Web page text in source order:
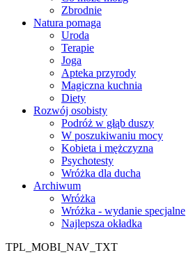
Zbrodnie
Natura pomaga
Uroda
Terapie
Joga
Apteka przyrody
Magiczna kuchnia
Diety
Rozwój osobisty
Podróż w głąb duszy
W poszukiwaniu mocy
Kobieta i mężczyzna
Psychotesty
Wróżka dla ducha
Archiwum
Wróżka
Wróżka - wydanie specjalne
Najlepsza okładka
TPL_MOBI_NAV_TXT